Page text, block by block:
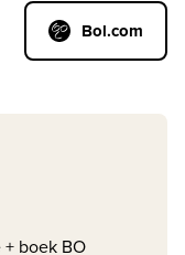
Bol.com
boek BO